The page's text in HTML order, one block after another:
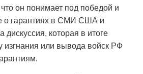
он понимает под победой и
о гарантиях в СМИ США и
которая в итоге
изгнания или вывода войск РФ